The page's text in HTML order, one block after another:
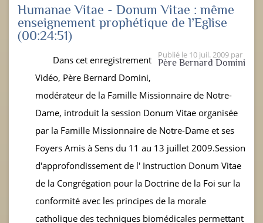
Humanae Vitae - Donum Vitae : même
enseignement prophétique de l’Eglise
(00:24:51)
Publié le 10 juil. 2009 par
Père Bernard Domini
Dans cet enregistrement
Vidéo, Père Bernard Domini,
modérateur de la Famille Missionnaire de Notre-
Dame, introduit la session Donum Vitae organisée
par la Famille Missionnaire de Notre-Dame et ses
Foyers Amis à Sens du 11 au 13 juillet 2009.Session
d'approfondissement de l' Instruction Donum Vitae
de la Congrégation pour la Doctrine de la Foi sur la
conformité avec les principes de la morale
catholique des techniques biomédicales permettant